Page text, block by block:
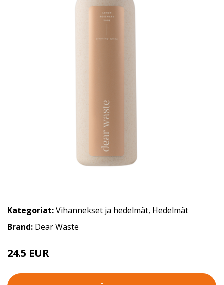
Kategoriat:Vihannekset ja hedelmät, Hedelmät
Brand: Dear Waste
24.5 EUR